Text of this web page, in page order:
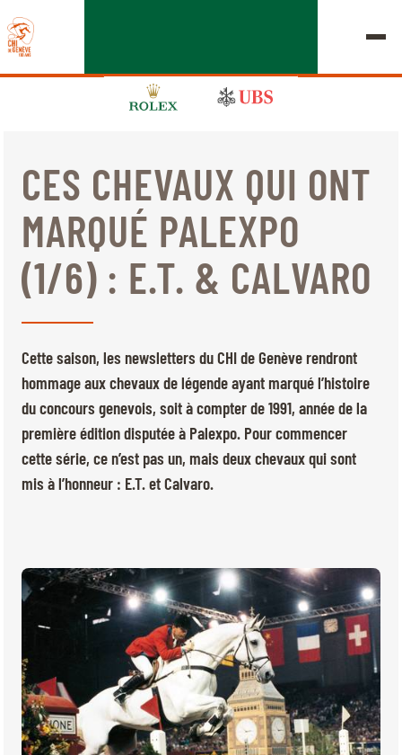
ÉDITION 2026
LE CHIG
MULTIMÉDIA
LIENS RAPIDES
DÉPARTS & RÉSULTATS
ROLEX GRAND SLAM
BILLETTERIE
BÉNÉVOLES
MÉDIAS
Jeudi, 17 Septembre 2026
CES CHEVAUX QUI ONT
MARQUÉ PALEXPO
(1/6) : E.T. & CALVARO
Cette saison, les newsletters du CHI de Genève rendront
hommage aux chevaux de légende ayant marqué l’histoire
du concours genevois, soit à compter de 1991, année de la
première édition disputée à Palexpo. Pour commencer
cette série, ce n’est pas un, mais deux chevaux qui sont
mis à l’honneur : E.T. et Calvaro.